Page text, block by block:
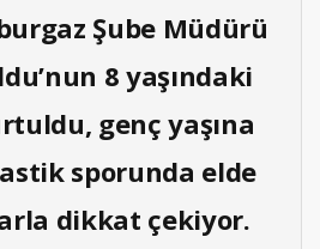
Şube Müdürü
8 yaşındaki
genç yaşına
sporunda elde
dikkat çekiyor.